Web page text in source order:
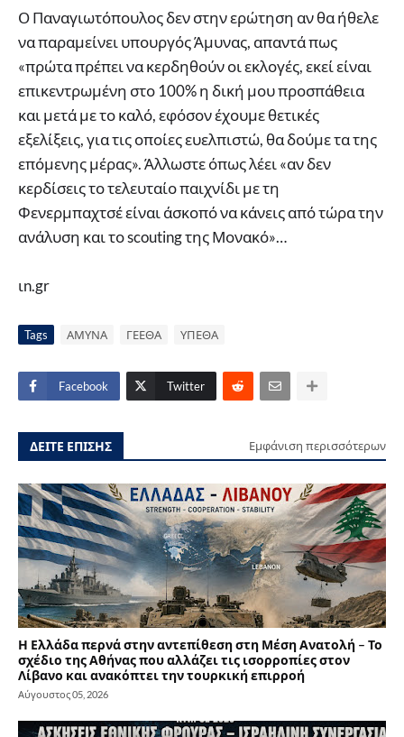
Ο Παναγιωτόπουλος δεν στην ερώτηση αν θα ήθελε
να παραμείνει υπουργός Άμυνας, απαντά πως
«πρώτα πρέπει να κερδηθούν οι εκλογές, εκεί είναι
επικεντρωμένη στο 100% η δική μου προσπάθεια
και μετά με το καλό, εφόσον έχουμε θετικές
εξελίξεις, για τις οποίες ευελπιστώ, θα δούμε τα της
επόμενης μέρας». Άλλωστε όπως λέει «αν δεν
κερδίσεις το τελευταίο παιχνίδι με τη
Φενερμπαχτσέ είναι άσκοπό να κάνεις από τώρα την
ανάλυση και το scouting της Μονακό»…
ιn.gr
Tags ΑΜΥΝΑ ΓΕΕΘΑ ΥΠΕΘΑ
Facebook Twitter
ΔΕΙΤΕ ΕΠΙΣΗΣ Εμφάνιση περισσότερων
Η Ελλάδα περνά στην αντεπίθεση στη Μέση Ανατολή – Το
σχέδιο της Αθήνας που αλλάζει τις ισορροπίες στον
Λίβανο και ανακόπτει την τουρκική επιρροή
Αύγουστος 05, 2026